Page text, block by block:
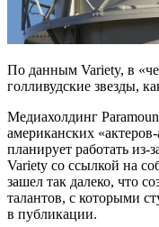
По данным Variety, в
голливудские звезды,
Медиахолдинг
американских
планирует работать из-
Variety со ссылкой на
зашел так далеко, что
талантов, с которыми
в публикации.